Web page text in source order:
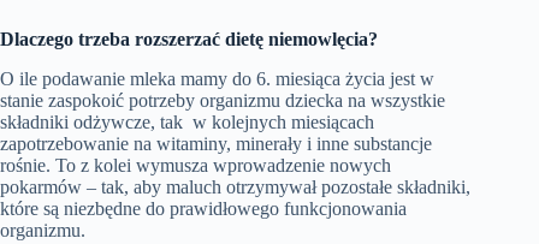
Dlaczego trzeba rozszerzać dietę niemowlęcia?
O ile podawanie mleka mamy do 6. miesiąca życia jest w
stanie zaspokoić potrzeby organizmu dziecka na wszystkie
składniki odżywcze, tak w kolejnych miesiącach
zapotrzebowanie na witaminy, minerały i inne substancje
rośnie. To z kolei wymusza wprowadzenie nowych
pokarmów – tak, aby maluch otrzymywał pozostałe składniki,
które są niezbędne do prawidłowego funkcjonowania
organizmu.